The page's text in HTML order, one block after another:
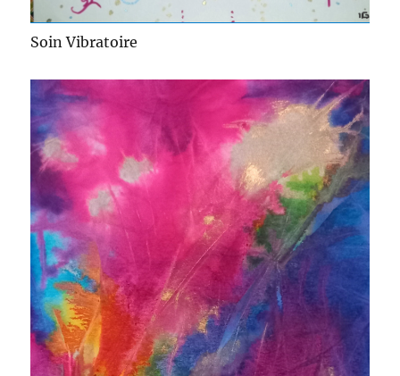
Soin Vibratoire